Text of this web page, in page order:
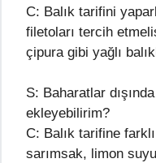
C: Balık tarifini
filetoları tercih
çipura gibi yağlı
S: Baharatlar
ekleyebilirim?
C: Balık tarifine
sarımsak, limon